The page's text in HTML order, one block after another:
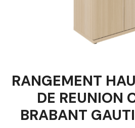
RANGEMENT
DE REUNION
BRABANT